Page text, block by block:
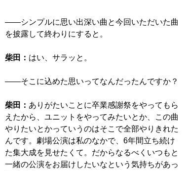
――シンプルに思い出深い曲と今回いただいた曲
を披露して終わりにすると。
柴田： はい、サラッと。
――そこに込めた思いってなんだったんですか？
柴田： ありがたいことに卒業感謝祭をやってもら
えたから、ユニットをやってみたいとか、この曲
やりたいとかっていうのはそこで全部やりきれた
んです。劇場公演は私のなかで、6年間立ち続け
た集大成を見せたくて。だからなるべくいつもと
一緒の公演をお届けしたいなという気持ちがあっ